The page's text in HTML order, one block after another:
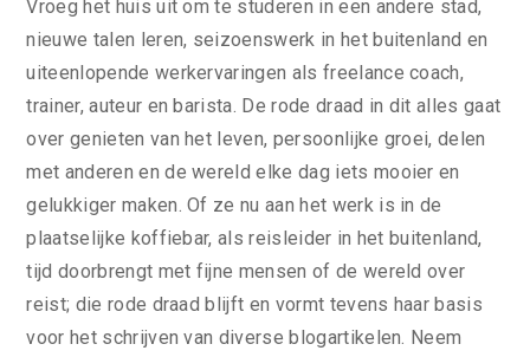
Vroeg het huis uit om te studeren in een andere stad,
nieuwe talen leren, seizoenswerk in het buitenland en
uiteenlopende werkervaringen als freelance coach,
trainer, auteur en barista. De rode draad in dit alles gaat
over genieten van het leven, persoonlijke groei, delen
met anderen en de wereld elke dag iets mooier en
gelukkiger maken. Of ze nu aan het werk is in de
plaatselijke koffiebar, als reisleider in het buitenland,
tijd doorbrengt met fijne mensen of de wereld over
reist; die rode draad blijft en vormt tevens haar basis
voor het schrijven van diverse blogartikelen. Neem